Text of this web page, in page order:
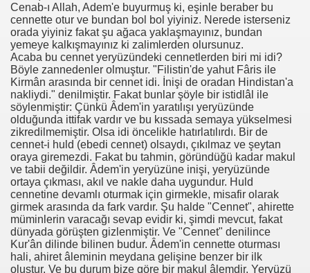
Cenab-ı Allah, Adem'e buyurmuş ki, eşinle beraber bu
cennette otur ve bundan bol bol yiyiniz. Nerede isterseniz
orada yiyiniz fakat şu ağaca yaklaşmayınız, bundan
yemeye kalkışmayınız ki zalimlerden olursunuz.
Acaba bu cennet yeryüzündeki cennetlerden biri mi idi?
Böyle zannedenler olmuştur. "Filistin'de yahut Fâris ile
Kirmân arasında bir cennet idi. İnişi de oradan Hindistan'a
nakliydi." denilmiştir. Fakat bunlar şöyle bir istidlâl ile
söylenmiştir: Çünkü Âdem'in yaratılışı yeryüzünde
olduğunda ittifak vardır ve bu kıssada semaya yükselmesi
zikredilmemiştir. Olsa idi öncelikle hatırlatılırdı. Bir de
cennet-i huld (ebedi cennet) olsaydı, çıkılmaz ve şeytan
oraya giremezdi. Fakat bu tahmin, göründüğü kadar makul
ve tabii değildir. Âdem'in yeryüzüne inişi, yeryüzünde
ortaya çıkması, akıl ve nakle daha uygundur. Huld
cennetine devamlı oturmak için girmekle, misafir olarak
girmek arasında da fark vardır. Şu halde "Cennet", ahirette
müminlerin varacağı sevap evidir ki, şimdi mevcut, fakat
dünyada görüşten gizlenmiştir. Ve "Cennet" denilince
Kur'ân dilinde bilinen budur. Âdem'in cennette oturması
hali, ahiret âleminin meydana gelişine benzer bir ilk
oluştur. Ve bu durum bize göre bir makul âlemdir. Yeryüzü